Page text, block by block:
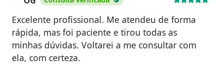
Excelente profissional. Me atendeu de forma
rápida, mas foi paciente e tirou todas as
minhas dúvidas. Voltarei a me consultar com
ela, com certeza.